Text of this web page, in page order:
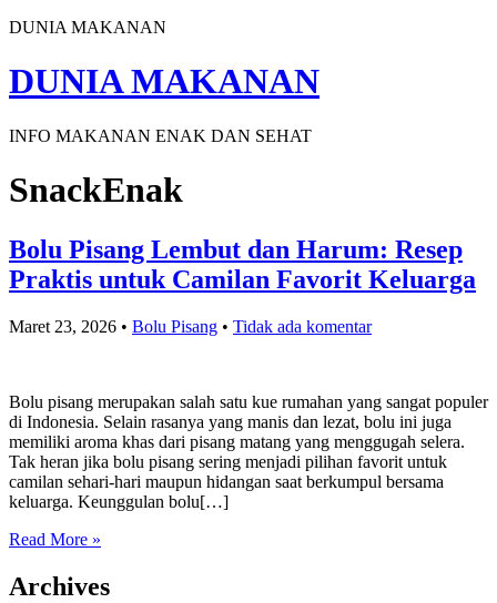
DUNIA MAKANAN
DUNIA MAKANAN
INFO MAKANAN ENAK DAN SEHAT
SnackEnak
Bolu Pisang Lembut dan Harum: Resep
Praktis untuk Camilan Favorit Keluarga
Maret 23, 2026 • Bolu Pisang • Tidak ada komentar
Bolu pisang merupakan salah satu kue rumahan yang sangat populer
di Indonesia. Selain rasanya yang manis dan lezat, bolu ini juga
memiliki aroma khas dari pisang matang yang menggugah selera.
Tak heran jika bolu pisang sering menjadi pilihan favorit untuk
camilan sehari-hari maupun hidangan saat berkumpul bersama
keluarga. Keunggulan bolu[…]
Read More »
Archives